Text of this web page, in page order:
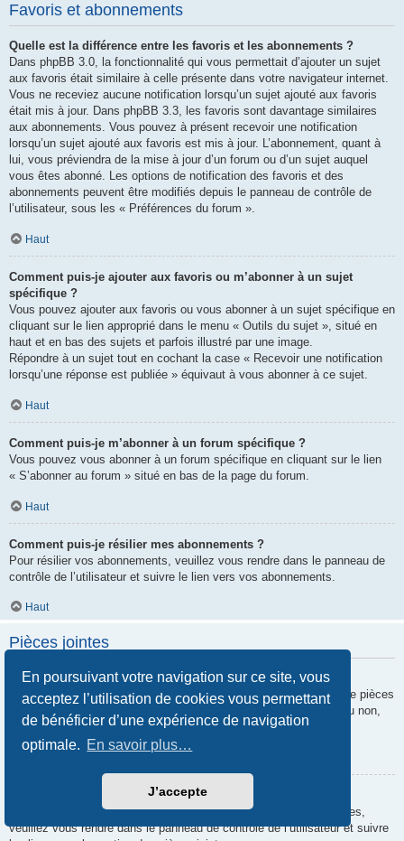
En poursuivant votre navigation sur ce site, vous
acceptez l’utilisation de cookies vous permettant
de bénéficier d’une expérience de navigation
optimale. En savoir plus…
J’accepte
Favoris et abonnements
Quelle est la différence entre les favoris et les abonnements ?
Dans phpBB 3.0, la fonctionnalité qui vous permettait d’ajouter un sujet
aux favoris était similaire à celle présente dans votre navigateur internet.
Vous ne receviez aucune notification lorsqu’un sujet ajouté aux favoris
était mis à jour. Dans phpBB 3.3, les favoris sont davantage similaires
aux abonnements. Vous pouvez à présent recevoir une notification
lorsqu’un sujet ajouté aux favoris est mis à jour. L’abonnement, quant à
lui, vous préviendra de la mise à jour d’un forum ou d’un sujet auquel
vous êtes abonné. Les options de notification des favoris et des
abonnements peuvent être modifiés depuis le panneau de contrôle de
l’utilisateur, sous les « Préférences du forum ».
Haut
Comment puis-je ajouter aux favoris ou m’abonner à un sujet
spécifique ?
Vous pouvez ajouter aux favoris ou vous abonner à un sujet spécifique en
cliquant sur le lien approprié dans le menu « Outils du sujet », situé en
haut et en bas des sujets et parfois illustré par une image.
Répondre à un sujet tout en cochant la case « Recevoir une notification
lorsqu’une réponse est publiée » équivaut à vous abonner à ce sujet.
Haut
Comment puis-je m’abonner à un forum spécifique ?
Vous pouvez vous abonner à un forum spécifique en cliquant sur le lien
« S’abonner au forum » situé en bas de la page du forum.
Haut
Comment puis-je résilier mes abonnements ?
Pour résilier vos abonnements, veuillez vous rendre dans le panneau de
contrôle de l’utilisateur et suivre le lien vers vos abonnements.
Haut
Pièces jointes
Quelles pièces jointes sont autorisées sur ce forum ?
Chaque administrateur peut autoriser ou interdire certains types de pièces
jointes. Si vous n’êtes pas certain de savoir ce qui est autorisé ou non,
nous vous invitons à contacter un administrateur du forum.
Comment puis-je retrouver toutes mes pièces jointes ?
Pour retrouver la liste des pièces jointes que vous avez transférées,
veuillez vous rendre dans le panneau de contrôle de l’utilisateur et suivre